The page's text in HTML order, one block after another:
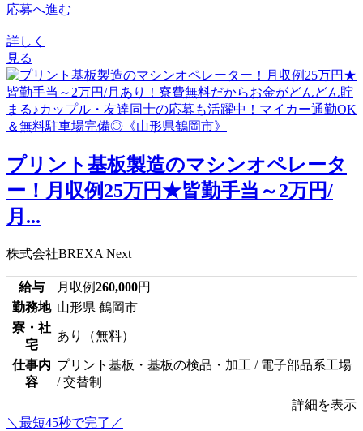
応募へ進む
詳しく
見る
プリント基板製造のマシンオペレータ
ー！月収例25万円★皆勤手当～2万円/
月...
株式会社BREXA Next
給与 月収例260,000円
勤務地 山形県 鶴岡市
寮・社
宅
あり（無料）
仕事内
容
プリント基板・基板の検品・加工 / 電子部品系工場
/ 交替制
詳細を表示
＼最短45秒で完了／